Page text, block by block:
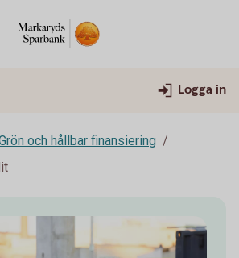
Logga in
och hållbar finansiering